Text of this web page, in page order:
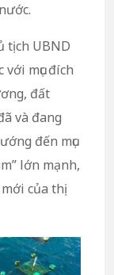
tịch UBND
mục đích
đất
và đang
đến mục
lớn mạnh,
của thị